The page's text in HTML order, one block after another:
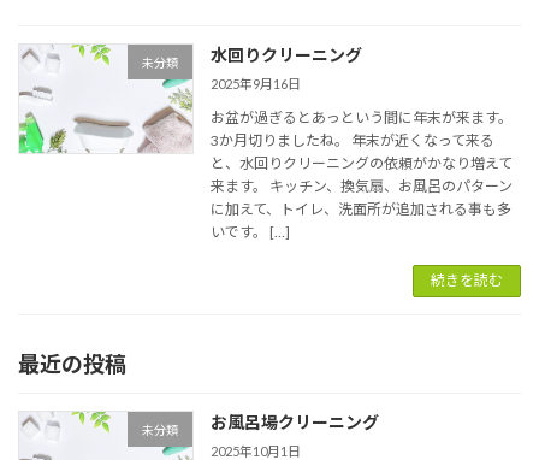
未分類 水回りクリーニング
2025年9月16日
お盆が過ぎるとあっという間に年末が来ます。
3か月切りましたね。 年末が近くなって来る
と、水回りクリーニングの依頼がかなり増えて
来ます。 キッチン、換気扇、お風呂のパターン
に加えて、トイレ、洗面所が追加される事も多
いです。 […]
続きを読む
最近の投稿
未分類 お風呂場クリーニング
2025年10月1日